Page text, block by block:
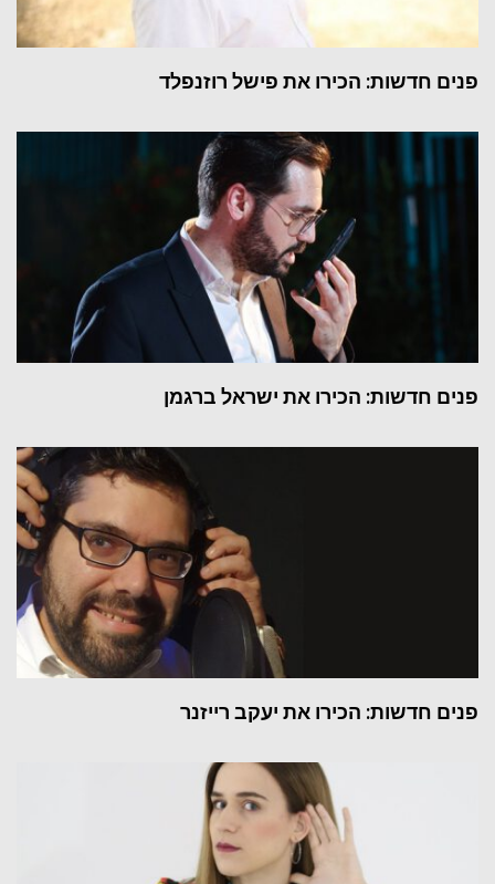
פנים חדשות: הכירו את פישל רוזנפלד
פנים חדשות: הכירו את ישראל ברגמן
פנים חדשות: הכירו את יעקב רייזנר